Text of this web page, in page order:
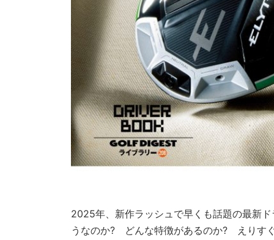
2025年、新作ラッシュで早くも話題の最新
うなのか? どんな特徴があるのか? えりす